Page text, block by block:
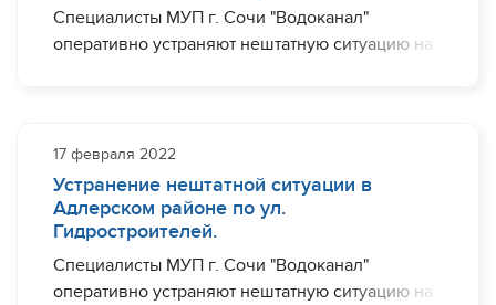
Специалисты МУП г. Сочи "Водоканал"
оперативно устраняют нештатную ситуацию на
ул. Мира.
Завершить необходимый комплекс работ
планируется до 17:00.
Устранение нештатной ситуации в
Адлерском районе по ул.
Гидростроителей.
17 февраля 2022
Специалисты МУП г. Сочи "Водоканал"
оперативно устраняют нештатную ситуацию на